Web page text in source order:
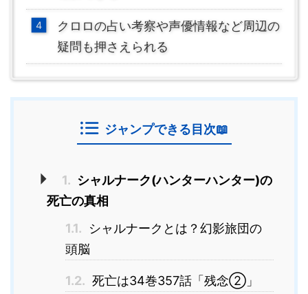
クロロの占い考察や声優情報など周辺の
疑問も押さえられる
ジャンプできる目次📖
1. シャルナーク(ハンターハンター)の
死亡の真相
1.1.
シャルナークとは？幻影旅団の
頭脳
1.2. 死亡は34巻357話「残念②」